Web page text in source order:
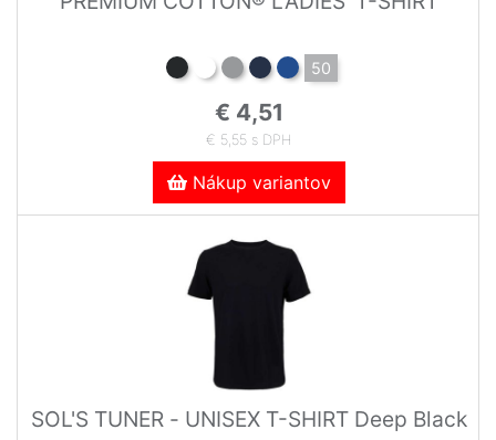
50
€ 4,51
€ 5,55 s DPH
Nákup variantov
SOL'S TUNER - UNISEX T-SHIRT Deep Black